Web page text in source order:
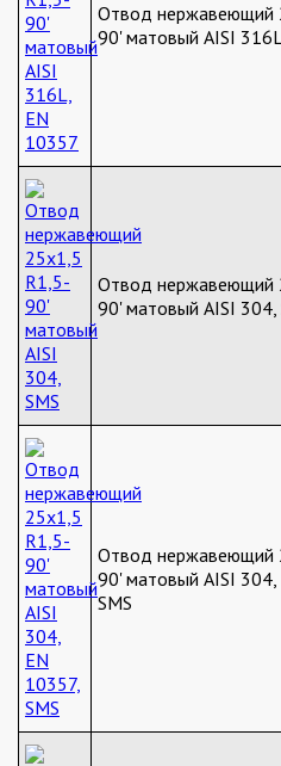
Отвод нержавеющий
90' матовый AISI
Отвод нержавеющий
90' матовый AISI 304,
Отвод нержавеющий
90' матовый AISI 304,
SMS